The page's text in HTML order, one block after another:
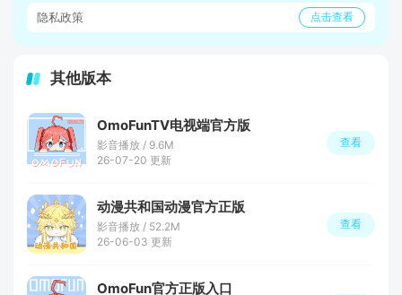
隐私政策 点击查看
其他版本
OmoFunTV电视端官方版
影音播放 / 9.6M
26-07-20 更新
查看
动漫共和国动漫官方正版
影音播放 / 52.2M
26-06-03 更新
查看
OmoFun官方正版入口